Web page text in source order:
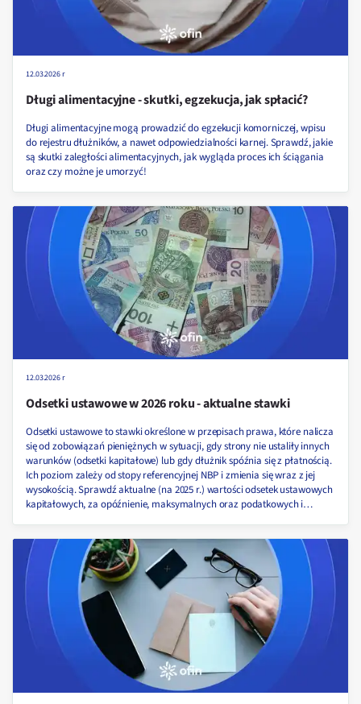
12.03.2026 r
Długi alimentacyjne - skutki, egzekucja, jak spłacić?
Długi alimentacyjne mogą prowadzić do egzekucji komorniczej, wpisu
do rejestru dłużników, a nawet odpowiedzialności karnej. Sprawdź, jakie
są skutki zaległości alimentacyjnych, jak wygląda proces ich ściągania
oraz czy możne je umorzyć!
12.03.2026 r
Odsetki ustawowe w 2026 roku - aktualne stawki
Odsetki ustawowe to stawki określone w przepisach prawa, które nalicza
się od zobowiązań pieniężnych w sytuacji, gdy strony nie ustaliły innych
warunków (odsetki kapitałowe) lub gdy dłużnik spóźnia się z płatnością.
Ich poziom zależy od stopy referencyjnej NBP i zmienia się wraz z jej
wysokością. Sprawdź aktualne (na 2025 r.) wartości odsetek ustawowych
kapitałowych, za opóźnienie, maksymalnych oraz podatkowych i